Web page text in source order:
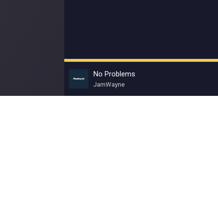
No Problems
JamWayne